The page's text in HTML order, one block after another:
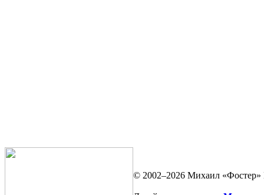
© 2002–2026 Михаил «Фостер»